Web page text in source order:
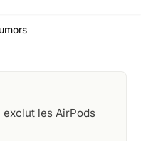
exclut les AirPods